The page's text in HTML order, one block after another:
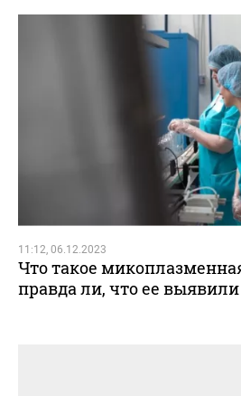
11:12, 06.12.2023
Что такое
правда ли, что ее